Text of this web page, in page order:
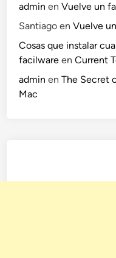
admin enVuelve un
Santiago enVuelve
Cosas que instalar
facilware enCurrent
admin enThe Secret
Mac